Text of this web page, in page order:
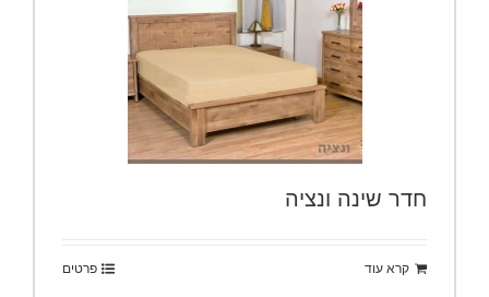
חדר שינה ונציה
קרא עוד פרטים